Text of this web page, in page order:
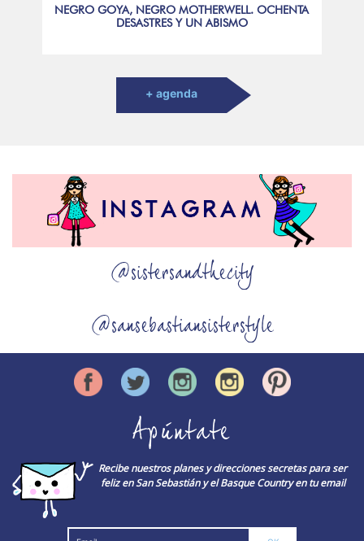
NEGRO GOYA, NEGRO MOTHERWELL. OCHENTA
DESASTRES Y UN ABISMO
+ agenda
@sistersandthecity
@sansebastiansisterstyle
Apúntate
Recibe nuestros planes y direcciones secretas para ser
feliz en San Sebastián y el Basque Country en tu email